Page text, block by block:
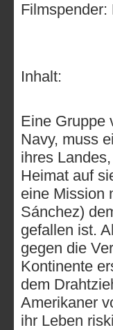
Filmspender:
Inhalt:
Eine Gruppe
Navy, muss
ihres
Heimat auf
eine Mission
Sánchez)
gefallen ist.
gegen die
Kontinente
dem
Amerikaner
ihr Leben